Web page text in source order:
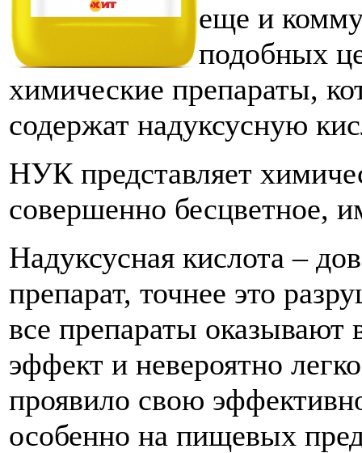
еще и
подобных
химические препараты,
содержат надуксусную
НУК представляет
совершенно бесцветное,
Надуксусная кислота –
препарат, точнее это
все препараты
эффект и невероятно
проявило свою
особенно на пищевых